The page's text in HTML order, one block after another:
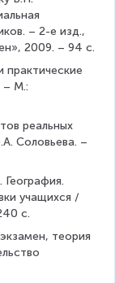
– 2-е изд.,
2009. – 94 с.
практические
– М.:
реальных
Соловьева. –
учащихся /
с.
теория